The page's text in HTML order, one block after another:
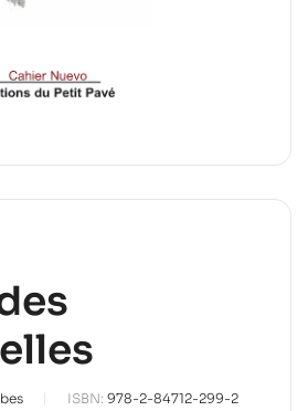
ISBN: 978-2-84712-299-2